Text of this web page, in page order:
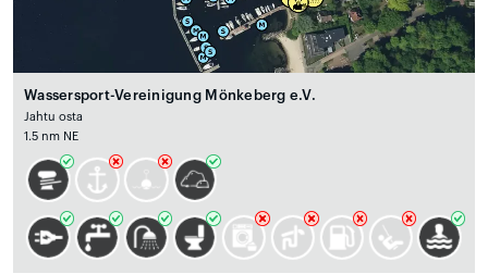
Wassersport-Vereinigung Mönkeberg e.V.
Jahtu osta
1.5 nm NE